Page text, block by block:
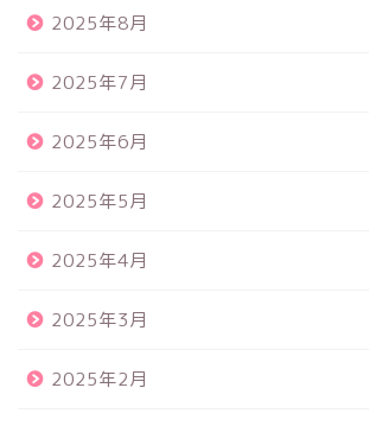
2025年8月
2025年7月
2025年6月
2025年5月
2025年4月
2025年3月
2025年2月